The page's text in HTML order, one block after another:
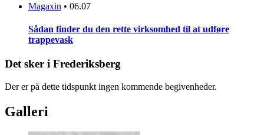
Magaxin • 06.07
Sådan finder du den rette virksomhed til at udføre
trappevask
Det sker i Frederiksberg
Der er på dette tidspunkt ingen kommende begivenheder.
Galleri